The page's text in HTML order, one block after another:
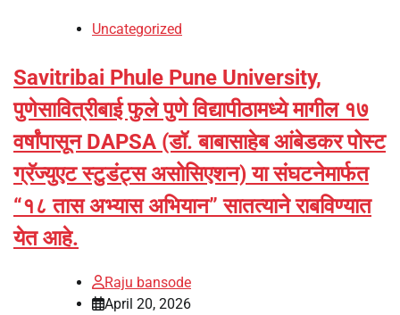
Uncategorized
Savitribai Phule Pune University,
पुणेसावित्रीबाई फुले पुणे विद्यापीठामध्ये मागील १७
वर्षांपासून DAPSA (डॉ. बाबासाहेब आंबेडकर पोस्ट
ग्रॅज्युएट स्टुडंट्स असोसिएशन) या संघटनेमार्फत
“१८ तास अभ्यास अभियान” सातत्याने राबविण्यात
येत आहे.
Raju bansode
April 20, 2026